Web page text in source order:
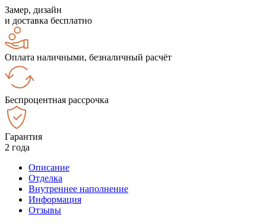
Замер, дизайн
и доставка бесплатно
Оплата наличными, безналичный расчёт
Беспроцентная рассрочка
Гарантия
2 года
Описание
Отделка
Внутреннее наполнение
Информация
Отзывы